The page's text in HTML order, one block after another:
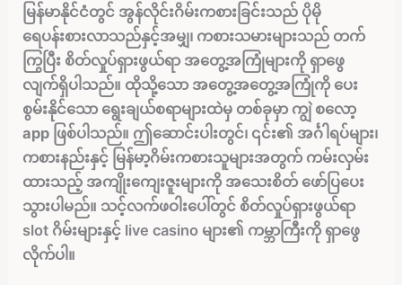
မြန်မာနိုင်ငံတွင် အွန်လိုင်းဂိမ်းကစားခြင်းသည် ပိုမို
ရေပန်းစားလာသည်နှင့်အမျှ၊ ကစားသမားများသည် တက်
ကြွပြီး စိတ်လှုပ်ရှားဖွယ်ရာ အတွေ့အကြုံများကို ရှာဖွေ
လျက်ရှိပါသည်။ ထိုသို့သော အတွေ့အတွေ့အကြုံကို ပေး
စွမ်းနိုင်သော ရွေးချယ်စရာများထဲမှ တစ်ခုမှာ ကျွဲ စလော့
app ဖြစ်ပါသည်။ ဤဆောင်းပါးတွင်၊ ၎င်း၏ အင်္ဂါရပ်များ၊
ကစားနည်းနှင့် မြန်မာ့ဂိမ်းကစားသူများအတွက် ကမ်းလှမ်း
ထားသည့် အကျိုးကျေးဇူးများကို အသေးစိတ် ဖော်ပြပေး
သွားပါမည်။ သင့်လက်ဖဝါးပေါ်တွင် စိတ်လှုပ်ရှားဖွယ်ရာ
slot ဂိမ်းများနှင့် live casino များ၏ ကမ္ဘာကြီးကို ရှာဖွေ
လိုက်ပါ။